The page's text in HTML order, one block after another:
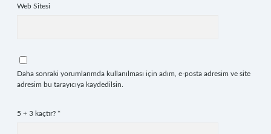
Web Sitesi
Daha sonraki yorumlarımda kullanılması için adım, e-posta adresim ve site
adresim bu tarayıcıya kaydedilsin.
5 + 3 kaçtır? *